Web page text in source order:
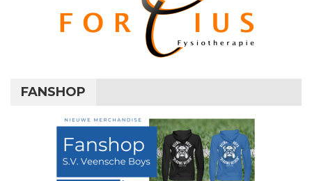
FANSHOP